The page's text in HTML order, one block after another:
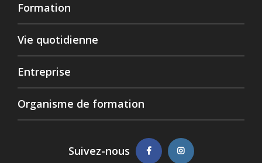
Formation
Vie quotidienne
Entreprise
Organisme de formation
Suivez-nous